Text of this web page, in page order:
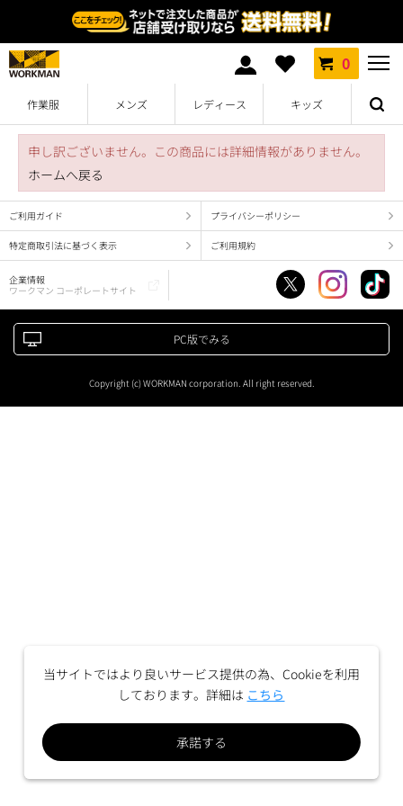
0
作業服 メンズ レディース キッズ
申し訳ございません。この商品には詳細情報がありません。
ホームへ戻る
ご利用ガイド プライバシーポリシー
特定商取引法に基づく表示 ご利用規約
企業情報
ワークマン コーポレートサイト
PC版でみる
Copyright (c) WORKMAN corporation. All right reserved.
当サイトではより良いサービス提供の為、Cookieを利用
しております。詳細は こちら
承諾する